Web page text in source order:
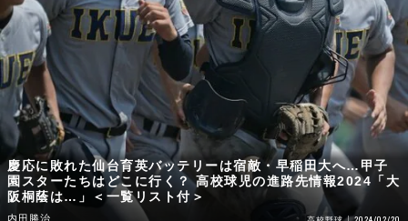
慶応に敗れた仙台育英バッテリーは宿敵・早稲田大へ…甲子
園スターたちはどこに行く？ 高校球児の進路先情報2024「大
阪桐蔭は…」＜一覧リスト付＞
内田勝治